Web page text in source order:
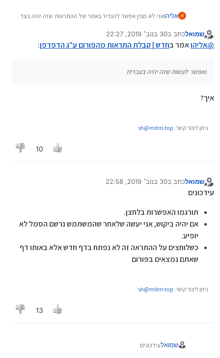
א אליהואני לא מבין אפשר להגדיר באתר של ההתראות שזה יהיה בצד
ואפשר לעשות שזה יהיה בעברית
מנותק
שמואלכתב ב30 בנוב׳ 2019, 22:27
נערך לאחרונה על ידי
@אליהואמר בחדש | קבלת התראות מהפורום ע"ג הדפדפן:
ואפשר לעשות שזה יהיה בעברית
איך?
ניתן ליצור קשר: sh@mitm.top
10
שמואלכתב ב30 בנוב׳ 2019, 22:58
נערך לאחרונה על ידי
עידכונים
תורגמו האפשרות בלחצן.
אם יהיה ביקוש, אני יעשה שלאחר שהמשתמש נרשם הסמל לא
יופיע.
כשלוחצים על ההתראה זה לא נפתח בדף חדש אלא באותו דף
שאתם נמצאים בפורום
ניתן ליצור קשר: sh@mitm.top
13
שמואלעידכונים